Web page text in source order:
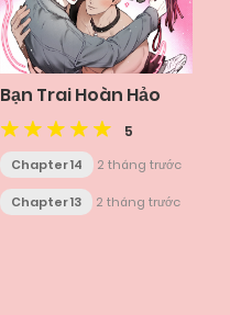
Bạn Trai Hoàn Hảo
5
Chapter 14 2 tháng trước
Chapter 13 2 tháng trước